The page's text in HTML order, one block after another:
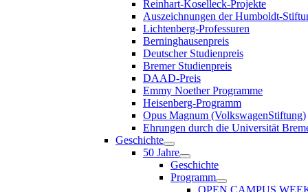
Reinhart-Koselleck-Projekte
Auszeichnungen der Humboldt-
Lichtenberg-Professuren
Berninghausenpreis
Deutscher Studienpreis
Bremer Studienpreis
DAAD-Preis
Emmy Noether Programme
Heisenberg-Programm
Opus Magnum (VolkswagenStiftung)
Ehrungen durch die Universität
Geschichte
50 Jahre
Geschichte
Programm
OPEN CAMPUS